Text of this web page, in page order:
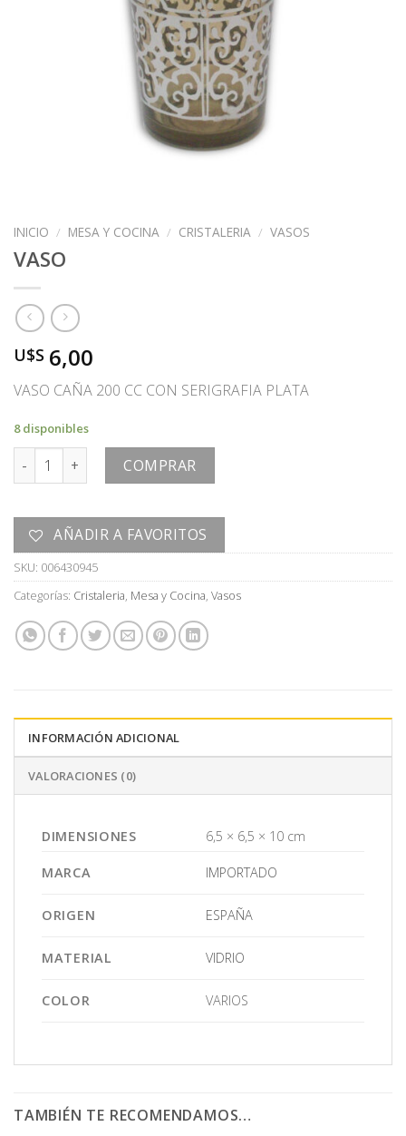
INICIO / MESA Y COCINA / CRISTALERIA / VASOS
VASO
U$S 6,00
VASO CAÑA 200 CC CON SERIGRAFIA PLATA
8 disponibles
VASO cantidad COMPRAR
AÑADIR A FAVORITOS
SKU: 006430945
Categorías: Cristaleria, Mesa y Cocina, Vasos
INFORMACIÓN ADICIONAL
VALORACIONES (0)
DIMENSIONES 6,5 × 6,5 × 10 cm
MARCA IMPORTADO
ORIGEN ESPAÑA
MATERIAL VIDRIO
COLOR VARIOS
TAMBIÉN TE RECOMENDAMOS…